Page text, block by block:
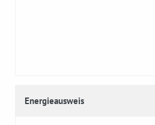
Energieausweis